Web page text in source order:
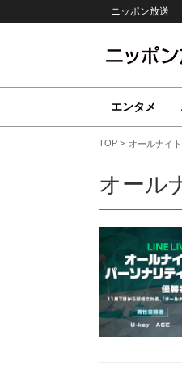
ニッポン放送
エンタメ
TOP オールナイ
オール